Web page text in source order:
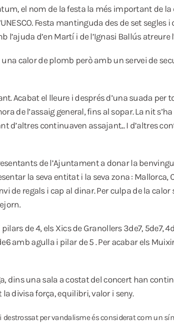
el nom de la festa la més important de
Festa mantinguda des de set segles i
d’en Martí i de l’Ignasi Ballús atreure
calor de plomb però amb un servei de
Acabat el lleure i després d’una suada per
de l’assaig general, fins al sopar. La nit
continuaven assajant... I d’altres
de l’Ajuntament a donar la
la seva entitat i la seva zona : Mallorca,
de regals i cap al dinar. Per culpa de la
de 4, els Xics de Granollers 3de7, 5de7,
amb agulla i pilar de 5 . Per acabar els
dins una sala a costat del concert han
divisa força, equilibri, valor i seny.
destrossat per vandalisme és considerat com un